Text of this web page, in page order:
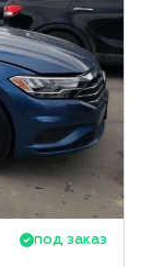
под заказ